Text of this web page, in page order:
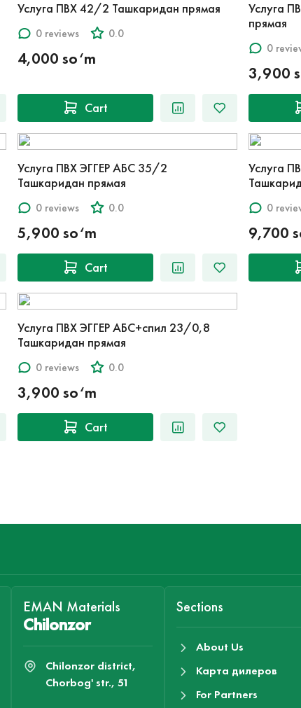
Услуга ПВХ 42/2 Ташкаридан прямая
0 reviews 0.0
4,000 so‘m
Cart
Услуга
прямая
0
3,900
Услуга ПВХ ЭГГЕР АБС 35/2
Ташкаридан прямая
0 reviews 0.0
5,900 so‘m
Cart
Услуга
0
9,700
Услуга ПВХ ЭГГЕР АБС+спил 23/0,8
Ташкаридан прямая
0 reviews 0.0
3,900 so‘m
Cart
EMAN Materials
Chilonzor
Chilonzor district,
Chorbog' str., 51
Sections
About Us
Карта дилеров
For Partners